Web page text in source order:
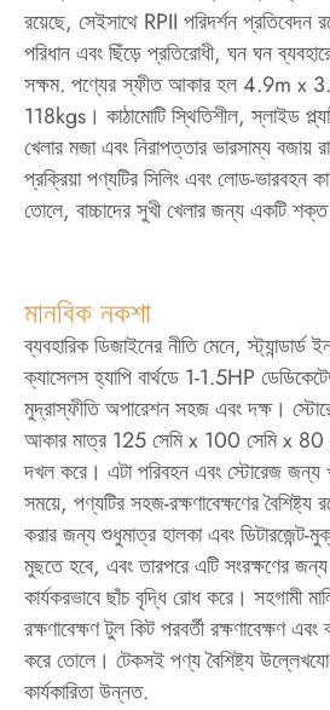
রয়েছে, সেইসাথে RPII পরিদর্শন প্রতিবেদন
পরিধান এবং ছিঁড়ে প্রতিরোধী, ঘন ঘন
সক্ষম. পণ্যের স্ফীত আকার হল 4.9m
118kgs। কাঠামোটি স্থিতিশীল, স্লাইড
খেলার মজা এবং নিরাপত্তার ভারসাম্য বজায়
প্রক্রিয়া পণ্যটির সিলিং এবং লোড-ভারবহন
তোলে, বাচ্চাদের সুখী খেলার জন্য একটি
মানবিক নকশা
ব্যবহারিক ডিজাইনের নীতি মেনে, স্ট্যান্ডার্ড
ক্যাসেলস হ্যাপি বার্থডে 1-1.5HP
মুদ্রাস্ফীতি অপারেশন সহজ এবং দক্ষ।
আকার মাত্র 125 সেমি x 100 সেমি x 80
দখল করে। এটা পরিবহন এবং স্টোরেজ
সময়ে, পণ্যটির সহজ-রক্ষণাবেক্ষণের বৈশিষ্ট্য
করার জন্য শুধুমাত্র হালকা এবং ডিটারজেন্ট-
মুছতে হবে, এবং তারপরে এটি সংরক্ষণের
কার্যকরভাবে ছাঁচ বৃদ্ধি রোধ করে। সহগামী
রক্ষণাবেক্ষণ টুল কিট পরবর্তী রক্ষণাবেক্ষণ
করে তোলে। টেকসই পণ্য বৈশিষ্ট্য
কার্যকারিতা উন্নত.